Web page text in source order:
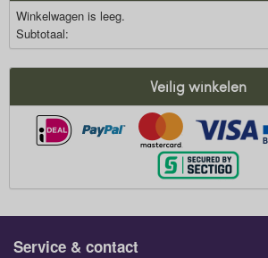
Winkelwagen is leeg.
Subtotaal:
Veilig winkelen
Service & contact